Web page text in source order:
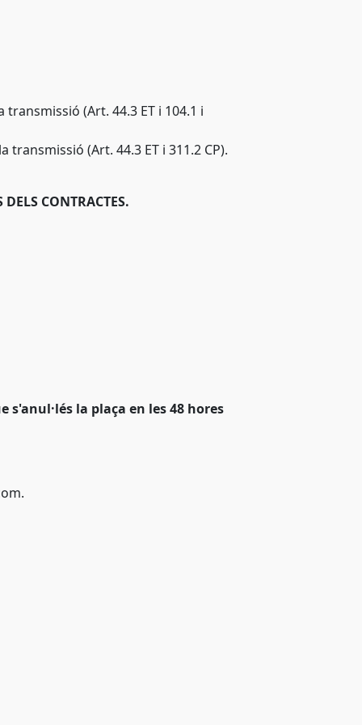
(Art. 44.3 ET i 104.1 i
(Art. 44.3 ET i 311.2 CP).
CONTRACTES.
s'anul·lés la plaça en les 48 hores